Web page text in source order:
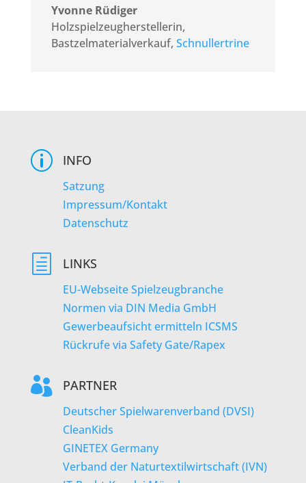
Yvonne Rüdiger
Holzspielzeugherstellerin,
Bastzelmaterialverkauf, Schnullertrine
p INFO
Satzung
Impressum/Kontakt
Datenschutz
h LINKS
EU-Webseite Spielzeugbranche
Normen via DIN Media GmbH
Gewerbeaufsicht ermitteln ICSMS
Rückrufe via Safety Gate/Rapex
 PARTNER
Deutscher Spielwarenverband (DVSI)
CleanKids
GINETEX Germany
Verband der Naturtextilwirtschaft (IVN)